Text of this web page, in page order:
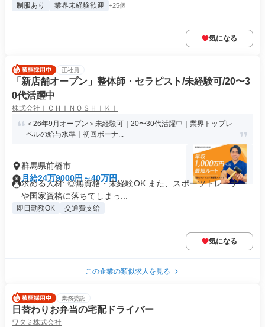
制服あり 業界未経験歓迎 +25個
気になる
正社員
「新店舗オープン」整体師・セラピスト/未経験可/20〜3
0代活躍中
株式会社ＩＣＨＩＮＯＳＨＩＫＩ
＜26年9月オープン＞未経験可｜20〜30代活躍中｜業界トップレ
ベルの給与水準｜初回ボーナ...
群馬県前橋市
月給24万9000円～40万円
求める人材: ◎無資格・未経験OK また、スポーツトレーナー
や国家資格に落ちてしまっ...
即日勤務OK 交通費支給
気になる
この企業の類似求人を見る
業務委託
日替わりお弁当の宅配ドライバー
ワタミ株式会社